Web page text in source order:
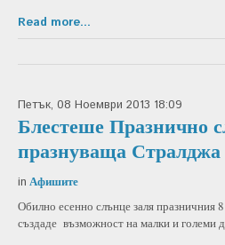
Read more...
Петък, 08 Ноември 2013 18:09
Блестеше Празнично
празнуваща Стралджа
in Афишите
Обилно есенно слънце заля празничния
създаде възможност на малки и големи